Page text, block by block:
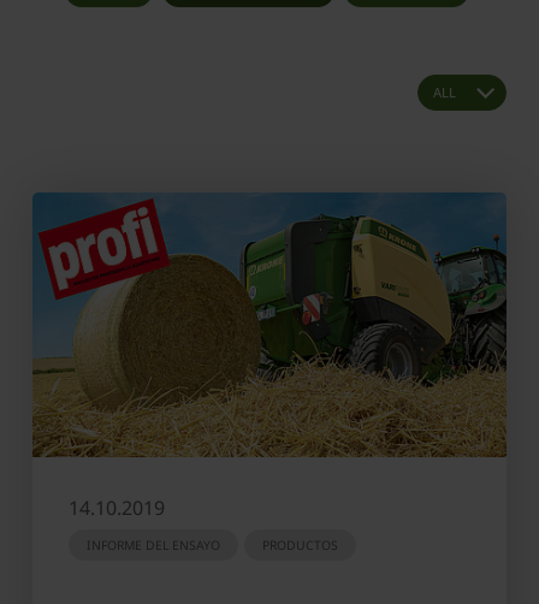
14.10.2019
INFORME DEL ENSAYO PRODUCTOS